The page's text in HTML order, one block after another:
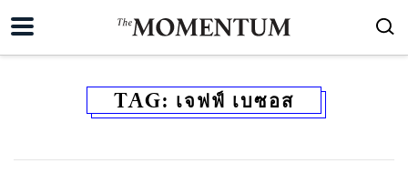
TAG: เจฟฟ์ เบซอส